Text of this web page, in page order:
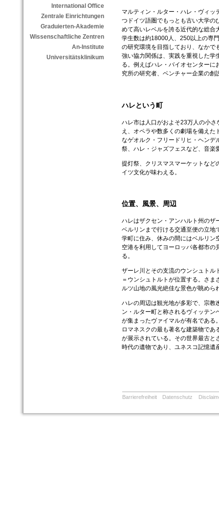
International Office
Zentrale Einrichtungen
Graduierten-Akademie
Wissenschaftliche Zentren
An-Institute
Universitätsklinikum
マルティン・ルター・ハレ・ヴィ
つドイツ語圏でもっとも古い大学の
めて高いレベルを誇る近代的な総合
学生数は約18000人、250以上の専
の研究環境を目指しており、なかで
強い協力関係は、実践を重視した学
る。例えばハレ・バイオセンター
究所の研究者、ベンチャー企業の創
ハレという町
ハレ市は人口がおよそ23万人の小
え、オペラや数多くの劇場を備え
なゲオルク・フリードリヒ・ヘンデ
祭、ハレ・ジャズフェスなど、音楽
提灯祭、クリスマスマーケットなど
イツ文化が味わえる。
位置、風景、周辺
ハレはザクセン・アンハルト州のザ
ベルリンまで行ける交通至便の立地
学町に住み、休みの間にはベルリン
空港を利用してヨーロッパ各都市
る。
ザーレ川とその支流のウンシュトル
＝ウンシュトルトが位置する。さ
ルツ山地の風光絶佳な景色が眺めら
ハレの周辺は観光地が多彩で、宗教
ン・ルター町と称されるヴィッテ
が集まったヴァイマルが有名である
ロマネスクの最も著名な建築物で
が展示されている。その世界最古
時代の遺物であり、ユネスコ記憶遺
Barrierefreiheit Datenschutz